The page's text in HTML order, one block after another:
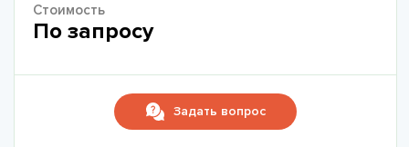
Стоимость
По запросу
Задать вопрос